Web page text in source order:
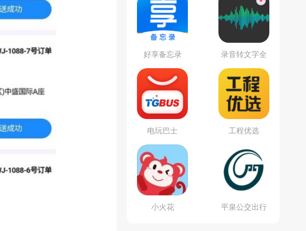
好享备忘录
录音转文字全
能王
电玩巴士 工程优选
小火花
平泉公交出行